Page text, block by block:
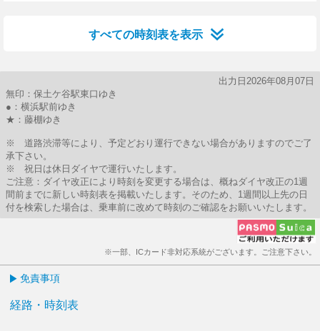
すべての時刻表を表示
出力日2026年08月07日
無印：保土ケ谷駅東口ゆき
●：横浜駅前ゆき
★：藤棚ゆき
※ 道路渋滞等により、予定どおり運行できない場合がありますのでご了
承下さい。
※ 祝日は休日ダイヤで運行いたします。
ご注意：ダイヤ改正により時刻を変更する場合は、概ねダイヤ改正の1週
間前までに新しい時刻表を掲載いたします。そのため、1週間以上先の日
付を検索した場合は、乗車前に改めて時刻のご確認をお願いいたします。
※一部、ICカード非対応系統がございます。ご注意下さい。
免責事項
経路・時刻表